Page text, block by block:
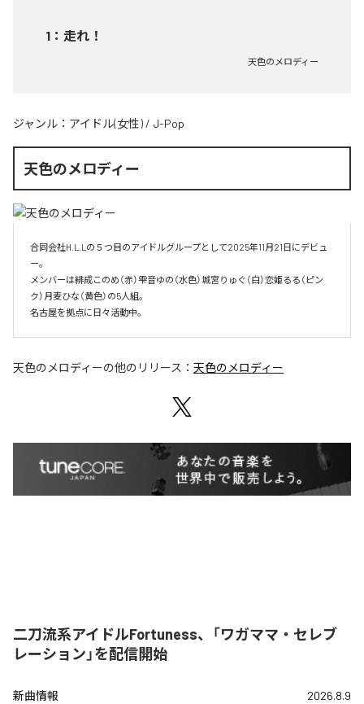
1 ： 走れ！
天色のメロディー
ジャンル： アイドル(女性) / J-Pop
天色のメロディー
合同会社H.L.Lの５つ目のアイドルグループとして2025年11月21日にデビュ
ー。
メンバーは緋成このめ（赤）雫音ゆの（水色）城宮りゅぐ（白）恋姫るる（ピン
ク）月麦ひな（黄色）の5人組。
名古屋を拠点に日々活動中。
天色のメロディーの他のリリース： 天色のメロディー
二刀流系アイドルFortuness、「ワガママ・セレブ
レーション」を配信開始
新曲情報 2026.8.9